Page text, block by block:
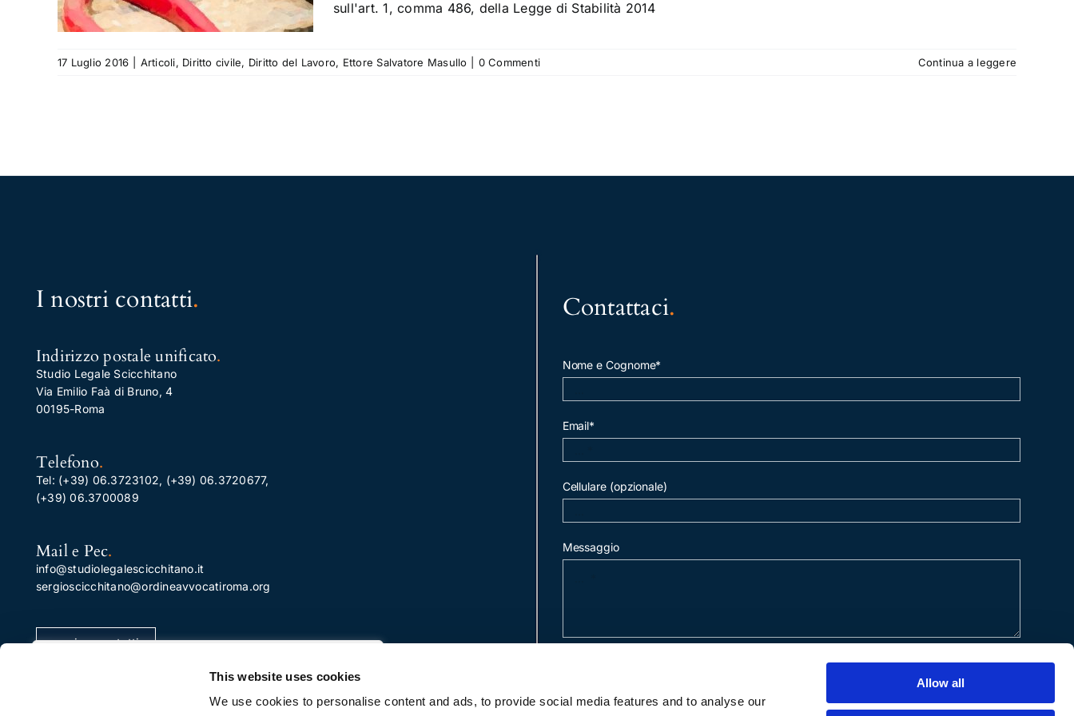
This website uses cookies
We use cookies to personalise content and ads, to provide social media features and to analyse our
Allow all
Utilizziamo i cookie per migliorare la tua esperienza di
sull'art. 1, comma 486, della Legge di Stabilità 2014
17 Luglio 2016 Articoli, Diritto civile, Diritto del Lavoro, Ettore Salvatore Masullo 0 Commenti Continua a leggere
I nostri contatti.
Indirizzo postale unificato.
Studio Legale Scicchitano
Via Emilio Faà di Bruno, 4
00195-Roma
Telefono.
Tel: (+39) 06.3723102, (+39) 06.3720677,
(+39) 06.3700089
Mail e Pec.
info@studiolegalescicchitano.it
sergioscicchitano@ordineavvocatiroma.org
pagina contatti
Contattaci.
Nome e Cognome*
Email*
Cellulare (opzionale)
Messaggio